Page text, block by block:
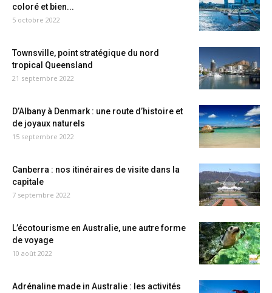
coloré et bien...
5 octobre 2022
Townsville, point stratégique du nord
tropical Queensland
21 septembre 2022
D’Albany à Denmark : une route d’histoire et
de joyaux naturels
15 septembre 2022
Canberra : nos itinéraires de visite dans la
capitale
7 septembre 2022
L’écotourisme en Australie, une autre forme
de voyage
10 août 2022
Adrénaline made in Australie : les activités